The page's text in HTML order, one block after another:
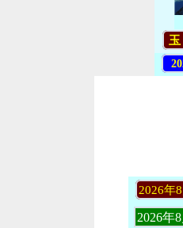
玉
2026年
2026年